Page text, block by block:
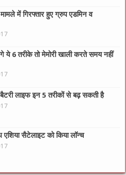
मामले में गिरफ्तार हुए ग्रुप एडमिन व
6 तरीके तो मेमोरी खाली करते समय नहीं
बैटरी लाइफ इन 5 तरीकों से बढ़ सकती है
सैटेलाइट को किया लॉन्च